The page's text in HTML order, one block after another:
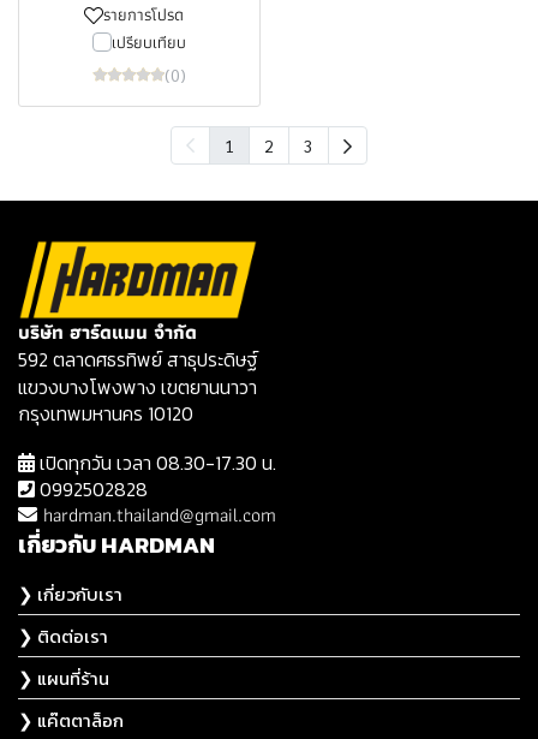
รายการโปรด
เปรียบเทียบ
(0)
1 2 3
บริษัท ฮาร์ดแมน จำกัด
592 ตลาดศธรทิพย์ สาธุประดิษฐ์
แขวงบางโพงพาง เขตยานนาวา
กรุงเทพมหานคร 10120
เปิดทุกวัน เวลา 08.30-17.30 น.
0992502828
hardman.thailand@gmail.com
เกี่ยวกับ HARDMAN
❯ เกี่ยวกับเรา
❯ ติดต่อเรา
❯ แผนที่ร้าน
❯ แค๊ตตาล็อก